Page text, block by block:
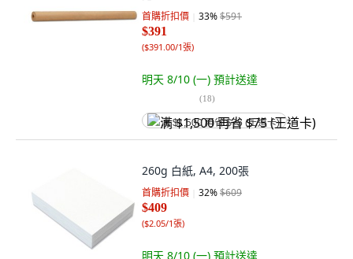
首購折扣價 33%$591
$391
($391.00/1張)
明天 8/10 (一) 預計送達
(18)
满 $1,500 再省 $75 (王道卡)
260g 白紙, A4, 200張
首購折扣價 32%$609
$409
($2.05/1張)
明天 8/10 (一) 預計送達